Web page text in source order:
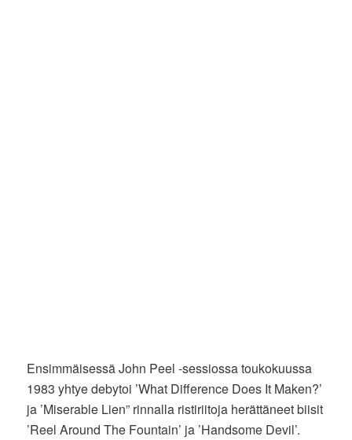
Ensimmäisessä John Peel -sessiossa toukokuussa
1983 yhtye debytoi ’What Difference Does It Maken?’
ja ’Miserable Lien” rinnalla ristiriitoja herättäneet biisit
’Reel Around The Fountain’ ja ’Handsome Devil’.